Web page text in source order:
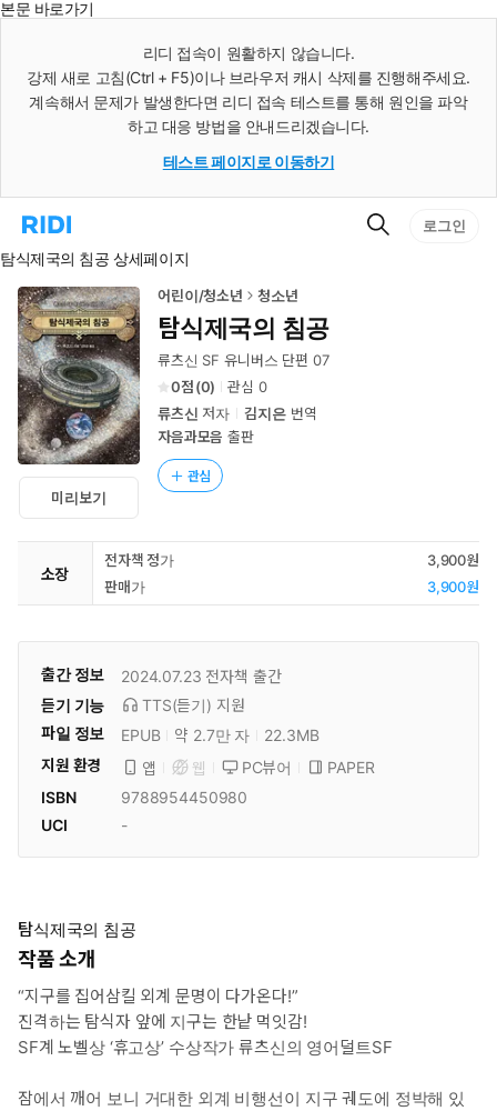
본문 바로가기
리디 접속이 원활하지 않습니다.
강제 새로 고침(Ctrl + F5)이나 브라우저 캐시 삭제를 진행해주세요.
계속해서 문제가 발생한다면 리디 접속 테스트를 통해 원인을 파악
하고 대응 방법을 안내드리겠습니다.
테스트 페이지로 이동하기
리
홈
로
이
동
검
로그인
탐식제국의 침공 상세페이지
미리보기
어린이/청소년 청소년
탐식제국의 침공
류츠신 SF 유니버스 단편 07
0
(0) 관심 0
류츠신 저자 김지은번역
자음과모음 출판
관심
소장
전자책 정가
3,900원
판매가
3,900원
출간 정보 2024.07.23 전자책 출간
듣기 기능
TTS(듣기) 지원
파일 정보
EPUB 약 2.7만 자
22.3MB
지원 환경
앱 웹 PC뷰어
PAPER
ISBN
9788954450980
UCI
-
탐식제국의 침공
작품 소개
“지구를 집어삼킬 외계 문명이 다가온다!”
진격하는 탐식자 앞에 지구는 한낱 먹잇감!
SF계 노벨상 ‘휴고상’ 수상작가 류츠신의 영어덜트SF
잠에서 깨어 보니 거대한 외계 비행선이 지구 궤도에 정박해 있